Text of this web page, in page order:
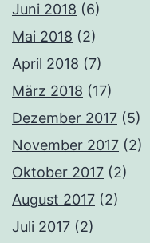
Juni 2018 (6)
Mai 2018 (2)
April 2018 (7)
März 2018 (17)
Dezember 2017 (5)
November 2017 (2)
Oktober 2017 (2)
August 2017 (2)
Juli 2017 (2)